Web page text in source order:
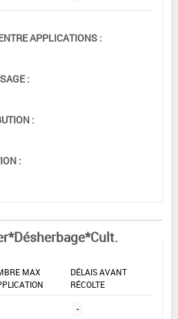
APPLICATIONS :
:
:
:
MAX
DÉLAIS AVANT
RÉCOLTE
-